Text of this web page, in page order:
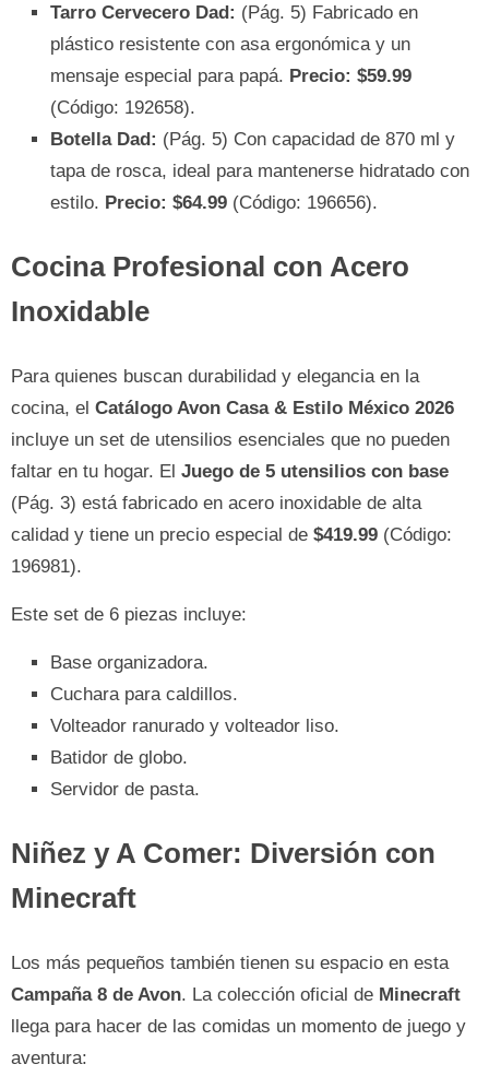
Tarro Cervecero Dad: (Pág. 5) Fabricado en
plástico resistente con asa ergonómica y un
mensaje especial para papá. Precio: $59.99
(Código: 192658).
Botella Dad: (Pág. 5) Con capacidad de 870 ml y
tapa de rosca, ideal para mantenerse hidratado con
estilo. Precio: $64.99 (Código: 196656).
Cocina Profesional con Acero
Inoxidable
Para quienes buscan durabilidad y elegancia en la
cocina, el Catálogo Avon Casa & Estilo México 2026
incluye un set de utensilios esenciales que no pueden
faltar en tu hogar. El Juego de 5 utensilios con base
(Pág. 3) está fabricado en acero inoxidable de alta
calidad y tiene un precio especial de $419.99 (Código:
196981).
Este set de 6 piezas incluye:
Base organizadora.
Cuchara para caldillos.
Volteador ranurado y volteador liso.
Batidor de globo.
Servidor de pasta.
Niñez y A Comer: Diversión con
Minecraft
Los más pequeños también tienen su espacio en esta
Campaña 8 de Avon. La colección oficial de Minecraft
llega para hacer de las comidas un momento de juego y
aventura: